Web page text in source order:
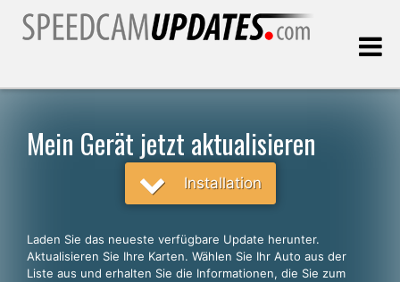
Deutsch
Mein Gerät jetzt aktualisieren
Installation
Laden Sie das neueste verfügbare Update herunter.
Aktualisieren Sie Ihre Karten. Wählen Sie Ihr Auto aus der
Liste aus und erhalten Sie die Informationen, die Sie zum